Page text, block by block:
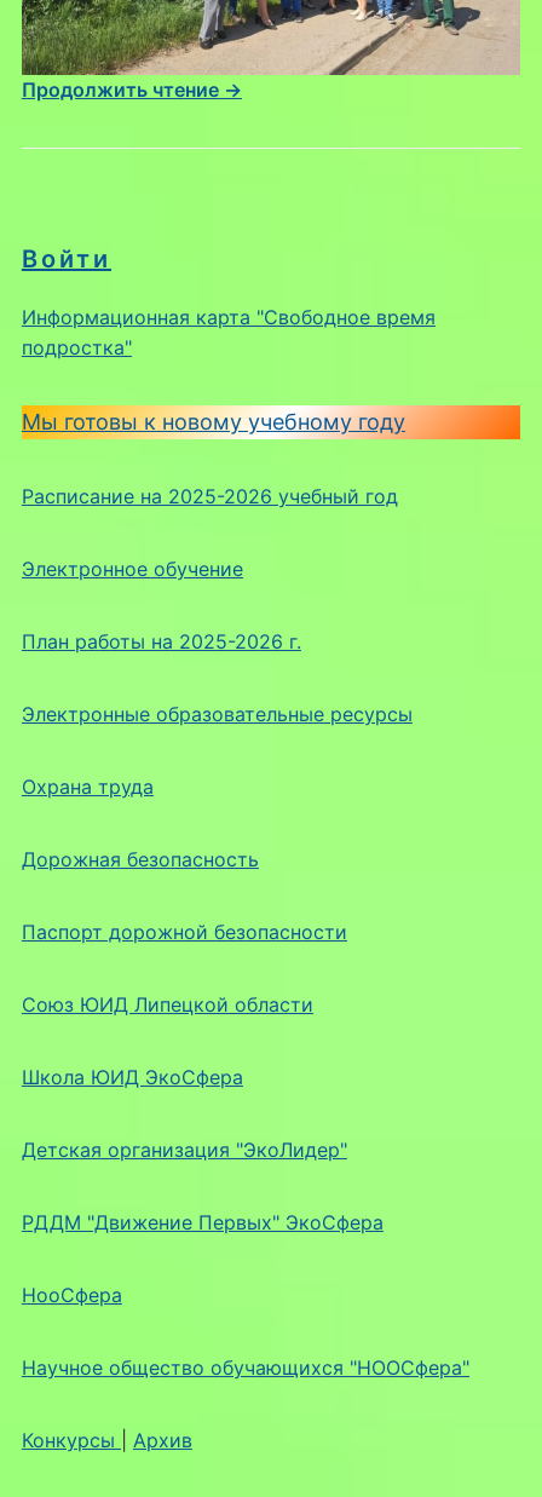
Войти
Информационная карта "Свободное время
подростка"
Мы готовы к новому учебному году
Расписание на 2025-2026 учебный год
Электронное обучение
План работы на 2025-2026 г.
Электронные образовательные ресурсы
Охрана труда
Дорожная безопасность
Паспорт дорожной безопасности
Союз ЮИД Липецкой области
Школа ЮИД ЭкоСфера
Детская организация "ЭкоЛидер"
РДДМ "Движение Первых" ЭкоСфера
НооСфера
Научное общество обучающихся "НООСфера"
Конкурсы Архив
Продолжить чтение →